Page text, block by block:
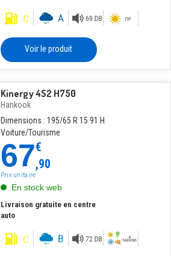
Voir le produit
Kinergy 4S2 H750
Hankook
Dimensions : 195/65 R 15 91 H
Voiture/Tourisme
67€
,90
Prix unitaire
En stock web
Livraison gratuite en centre
auto